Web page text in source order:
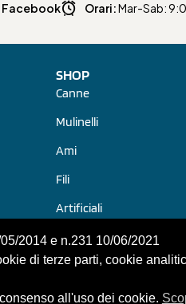
2014 e n.231 10/06/2021
di terze parti, cookie
all'uso dei cookie.
Facebook Orari:Mar-Sab:
SHOP
Canne
Mulinelli
Ami
Fili
Artificiali
Pasture, Pellet, Additivi